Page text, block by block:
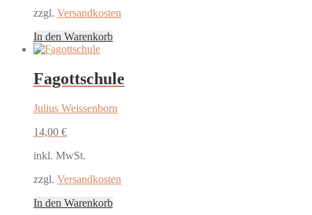
zzgl. Versandkosten
In den Warenkorb
Fagottschule
Julius Weissenborn
14,00 €
inkl. MwSt.
zzgl. Versandkosten
In den Warenkorb